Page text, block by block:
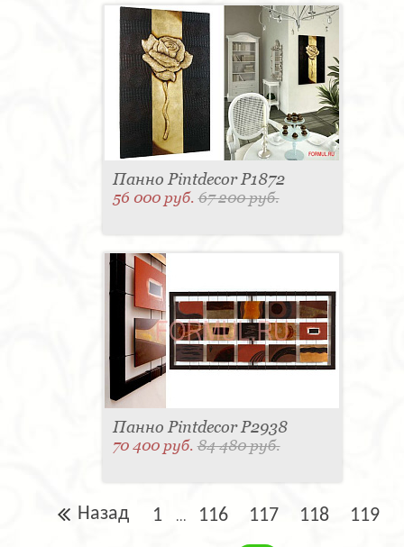
Панно Pintdecor P1872
56 000 руб.67 200 руб.
Панно Pintdecor P2938
70 400 руб.84 480 руб.
Назад 1 ... 116 117 118 119